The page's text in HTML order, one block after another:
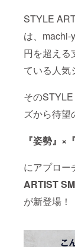
STYLE
は、machi-
円を超える
ている人気
その
ズから待望
『姿勢』×
にアプロー
ARTIST
が新登場！